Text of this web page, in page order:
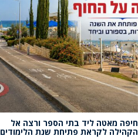
חיפה מאטה ליד בתי הספר ורצה אל
הקהילה לקראת פתיחת שנת הלימודים